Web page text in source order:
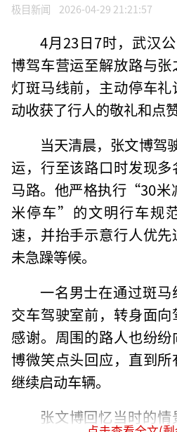
极目新闻 2026-04-29 21:21:57
4月23日7时，武汉
博驾车营运至解放路与
灯斑马线前，主动停车
动收获了行人的敬礼和点赞
当天清晨，张文博驾
运，行至该路口时发现
马路。他严格执行“30米
米停车”的文明行车规
速，并抬手示意行人优先
未急躁等候。
一名男士在通过斑
交车驾驶室前，转身面
感谢。周围的路人也纷
博微笑点头回应，直到
继续启动车辆。
张文博回忆当时的